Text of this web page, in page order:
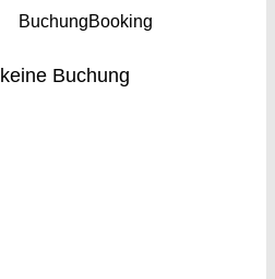
BuchungBooking
keine Buchung